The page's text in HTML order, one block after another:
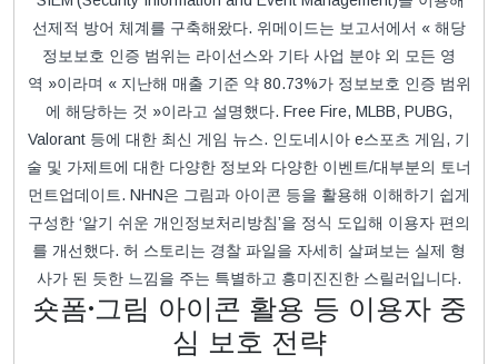
선제적 방어 체계를 구축해왔다. 위메이드는 보고서에서 « 해당
정보보호 인증 범위는 라이선스와 기타 사업 분야 외 모든 영
역 »이라며 « 지난해 매출 기준 약 80.73%가 정보보호 인증 범위
에 해당하는 것 »이라고 설명했다. Free Fire, MLBB, PUBG,
Valorant 등에 대한 최신 게임 뉴스. 인도네시아 e스포츠 게임, 기
술 및 가제트에 대한 다양한 정보와 다양한 이벤트/대부분의 토너
먼트업데이트. NHN은 그림과 아이콘 등을 활용해 이해하기 쉽게
구성한 ‘알기 쉬운 개인정보처리방침’을 정식 도입해 이용자 편의
를 개선했다. 허 스토리는 경찰 파일을 자세히 살펴보는 실제 형
사가 된 듯한 느낌을 주는 특별하고 흥미진진한 스릴러입니다.
숏폼·그림 아이콘 활용 등 이용자 중
심 보호 전략